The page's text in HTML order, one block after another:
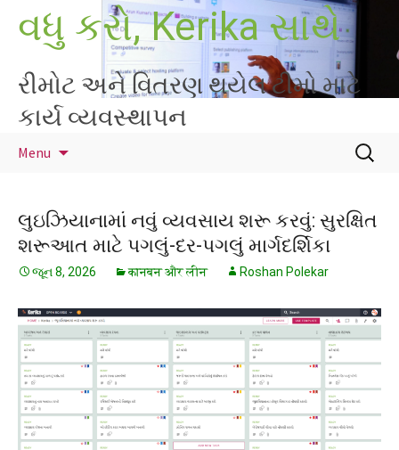
content
વધુ કરો, Kerika સાથે
રીમોટ અને વિતરણ થયેલ ટીમો માટે
કાર્ય વ્યવસ્થાપન
Menu
માટે
શોધો
લુઇઝિયાનામાં નવું વ્યવસાય શરૂ કરવું: સુરક્ષિત
શરૂઆત માટે પગલું-દર-પગલું માર્ગદર્શિકા
જૂન 8, 2026 कानबन और लीन Roshan Polekar